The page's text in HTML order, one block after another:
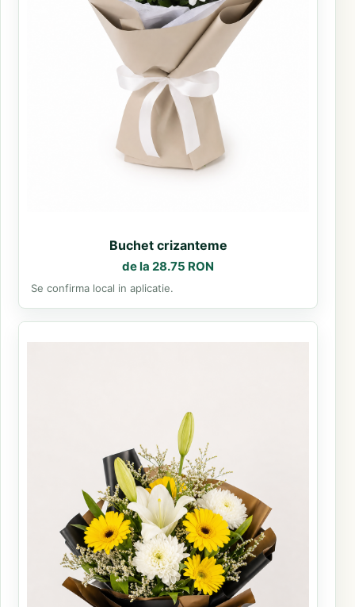
Buchet crizanteme
de la 28.75 RON
Se confirma local in aplicatie.